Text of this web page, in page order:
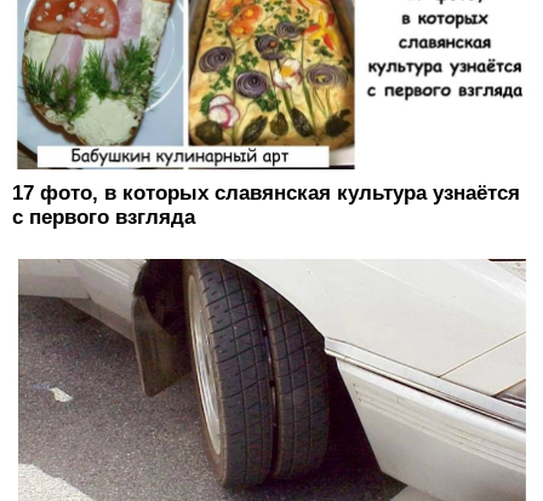
17 фото, в которых славянская культура узнаётся
с первого взгляда